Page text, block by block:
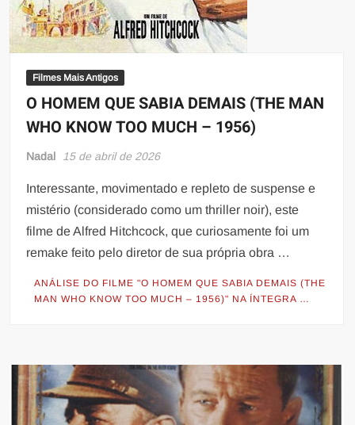
Filmes Mais Antigos
O HOMEM QUE SABIA DEMAIS (THE MAN
WHO KNOW TOO MUCH – 1956)
Nadal 15 de abril de 2026
Interessante, movimentado e repleto de suspense e
mistério (considerado como um thriller noir), este
filme de Alfred Hitchcock, que curiosamente foi um
remake feito pelo diretor de sua própria obra …
ANÁLISE DO FILME "O HOMEM QUE SABIA DEMAIS (THE
MAN WHO KNOW TOO MUCH – 1956)" NA ÍNTEGRA …